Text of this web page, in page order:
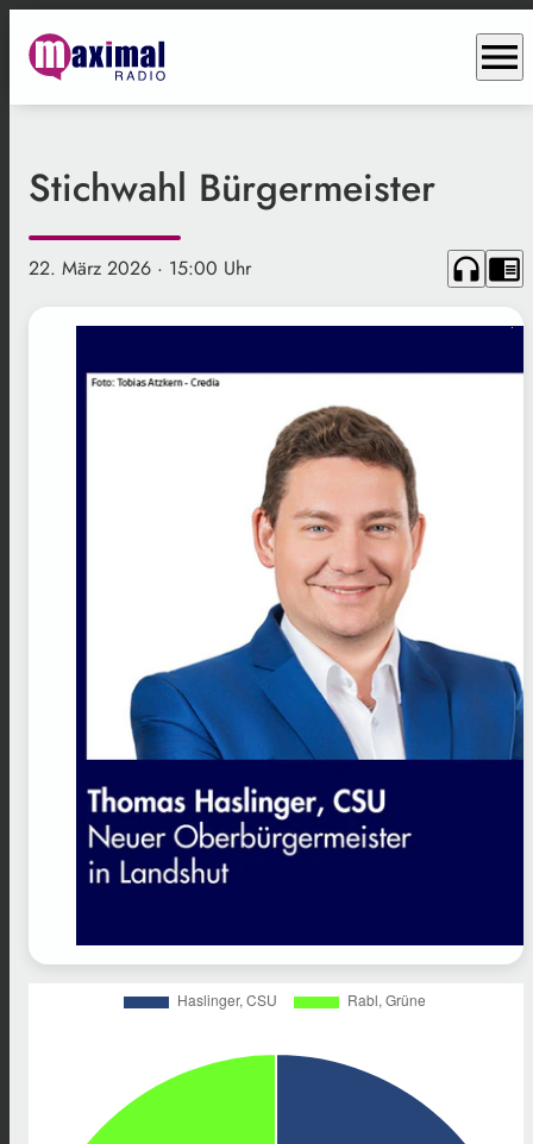
menu
Stichwahl Bürgermeister
22. März 2026 · 15:00 Uhr headphones chrome_reader_mode
.